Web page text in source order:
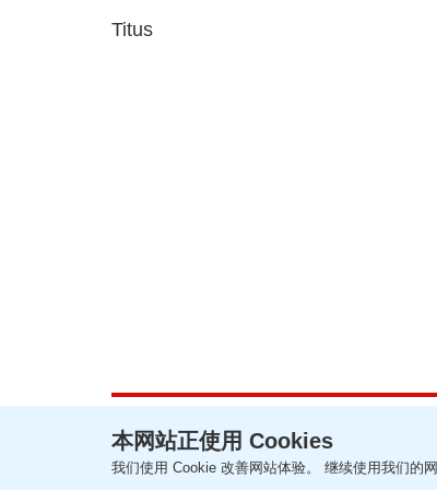
Titus
联络我们 关于我们 隐私政策声明 使用条款
本网站正使用 Cookies
我们使用 Cookie 改善网站体验。 继续使用我们的